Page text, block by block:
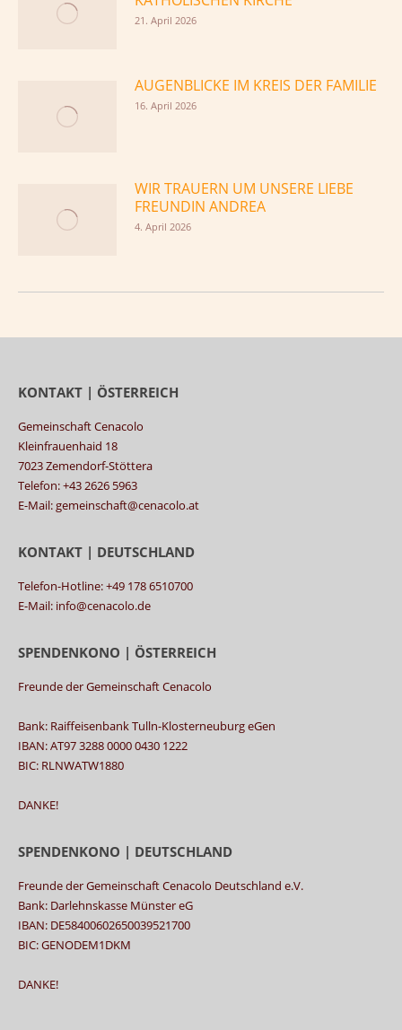
21. April 2026
AUGENBLICKE IM KREIS DER FAMILIE
16. April 2026
WIR TRAUERN UM UNSERE LIEBE
FREUNDIN ANDREA
4. April 2026
KONTAKT | ÖSTERREICH
Gemeinschaft Cenacolo
Kleinfrauenhaid 18
7023 Zemendorf-Stöttera
Telefon: +43 2626 5963
E-Mail: gemeinschaft@cenacolo.at
KONTAKT | DEUTSCHLAND
Telefon-Hotline: +49 178 6510700
E-Mail: info@cenacolo.de
SPENDENKONO | ÖSTERREICH
Freunde der Gemeinschaft Cenacolo
Bank: Raiffeisenbank Tulln-Klosterneuburg eGen
IBAN: AT97 3288 0000 0430 1222
BIC: RLNWATW1880
DANKE!
SPENDENKONO | DEUTSCHLAND
Freunde der Gemeinschaft Cenacolo Deutschland e.V.
Bank: Darlehnskasse Münster eG
IBAN: DE58400602650039521700
BIC: GENODEM1DKM
DANKE!